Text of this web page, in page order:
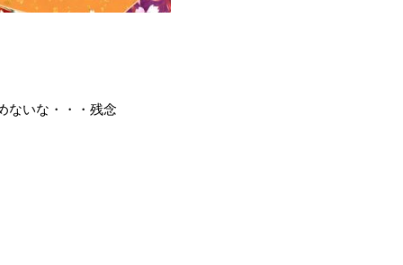
ないな・・・残念